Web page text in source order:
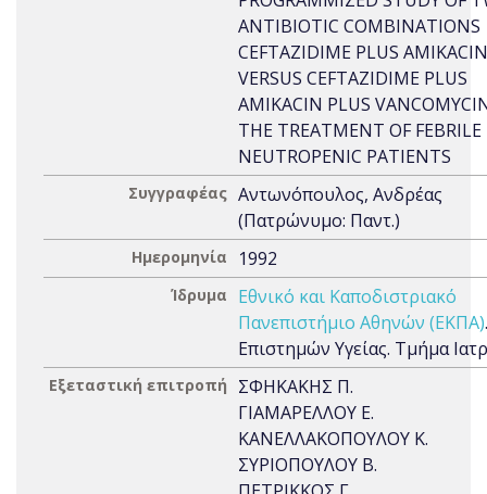
ANTIBIOTIC COMBINATIONS
CEFTAZIDIME PLUS AMIKACIN
VERSUS CEFTAZIDIME PLUS
AMIKACIN PLUS
THE TREATMENT OF FEBRILE
NEUTROPENIC PATIENTS
Συγγραφέας Αντωνόπουλος, Ανδρέας
(Πατρώνυμο: Παντ.)
Ημερομηνία 1992
Ίδρυμα
Εθνικό και Καποδιστριακό
Πανεπιστήμιο Αθηνών (ΕΚΠΑ)
Επιστημών Υγείας. Τμήμα
Εξεταστική επιτροπή
ΣΦΗΚΑΚΗΣ Π.
ΓΙΑΜΑΡΕΛΛΟΥ Ε.
ΚΑΝΕΛΛΑΚΟΠΟΥΛΟΥ Κ.
ΣΥΡΙΟΠΟΥΛΟΥ Β.